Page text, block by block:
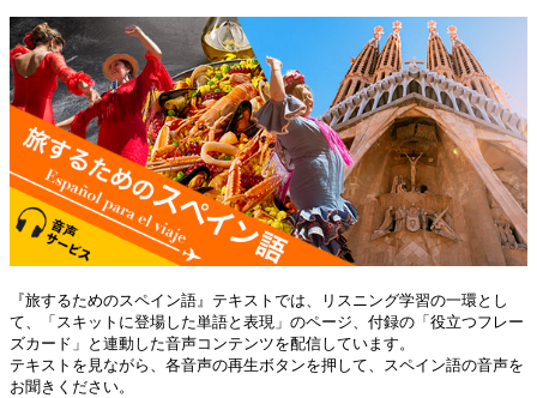
『旅するためのスペイン語』テキストでは、リスニング学習の一環とし
て、「スキットに登場した単語と表現」のページ、付録の「役立つフレー
ズカード」と連動した音声コンテンツを配信しています。
テキストを見ながら、各音声の再生ボタンを押して、スペイン語の音声を
お聞きください。